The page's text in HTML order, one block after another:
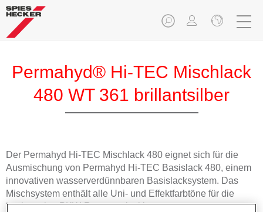
Permahyd® Hi-TEC Mischlack
480 WT 361 brillantsilber
Der Permahyd Hi-TEC Mischlack 480 eignet sich für die
Ausmischung von Permahyd Hi-TEC Basislack 480, einem
innovativen wasserverdünnbaren Basislacksystem. Das
Mischsystem enthält alle Uni- und Effektfarbtöne für die
hochwertige PKW-Reparaturlackierung.